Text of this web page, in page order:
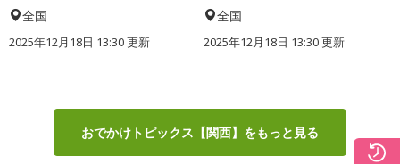
全国
2025年12月18日 13:30 更新
全国
2025年12月18日 13:30 更新
おでかけトピックス【関西】をもっと見る